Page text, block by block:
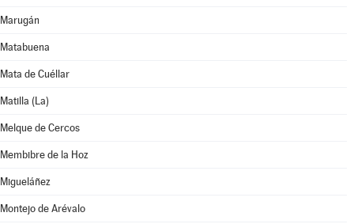
Marugán
Matabuena
Mata de Cuéllar
Matilla (La)
Melque de Cercos
Membibre de la Hoz
Migueláñez
Montejo de Arévalo